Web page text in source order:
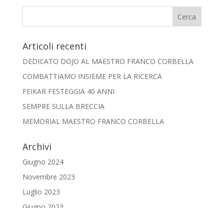
Articoli recenti
DEDICATO DOJO AL MAESTRO FRANCO CORBELLA
COMBATTIAMO INSIEME PER LA RICERCA
FEIKAR FESTEGGIA 40 ANNI
SEMPRE SULLA BRECCIA
MEMORIAL MAESTRO FRANCO CORBELLA
Archivi
Giugno 2024
Novembre 2023
Luglio 2023